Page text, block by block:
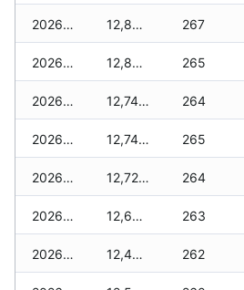
2026-03-19 12,800 zł 267
2026-03-18 12,820 zł 265
2026-03-17 12,740 zł 264
2026-03-16 12,740 zł 265
2026-03-15 12,720 zł 264
2026-03-14 12,640 zł 263
2026-03-13 12,490 zł 262